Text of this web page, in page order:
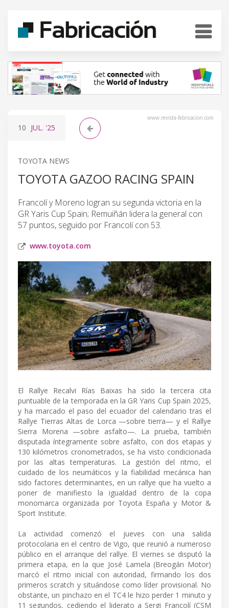
www.revista-fabricacion.com
10 JUL. '25
TOYOTA NEWS
TOYOTA GAZOO RACING SPAIN
Francolí y Moreno logran su segunda victoria en la
GR Yaris Cup Spain; Remuiñán lidera la general con
57 puntos, seguido por Francolí con 53.
www.toyota.com
El Rallye Recalvi Rías Baixas ha sido la tercera cita
puntuable de la temporada en la GR Yaris Cup Spain 2025,
y ha marcado el paso del ecuador del calendario tras el
Rallye Tierras Altas de Lorca —sobre tierra— y el Rallye
Sierra Morena —sobre asfalto—. La prueba, también
disputada íntegramente sobre asfalto, con dos etapas y
130 kilómetros cronometrados, se ha visto condicionada
por las altas temperaturas. La gestión del ritmo, el
cuidado de los neumáticos y la fiabilidad mecánica han
sido factores determinantes, en un rallye que ha vuelto a
poner de manifiesto la igualdad dentro de la copa
monomarca organizada por Toyota España y Motor &
Sport Institute.
La actividad comenzó el jueves con una salida
protocolaria en el centro de Vigo, que reunió a numeroso
público en el arranque del rallye. El viernes se disputó la
primera etapa, en la que José Lamela (Breogán Motor)
marcó el ritmo inicial con autoridad, firmando los dos
primeros scratch y situándose como líder provisional. No
obstante, un pinchazo en el TC4 le hizo perder 1 minuto y
11 segundos, cediendo el liderato a Sergi Francolí (CSM